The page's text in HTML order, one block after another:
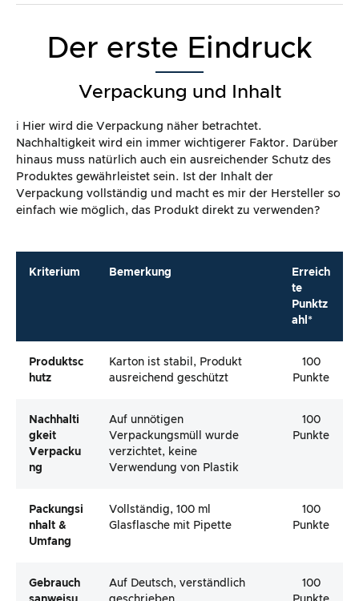
Der erste Eindruck
Verpackung und Inhalt
ℹ️ Hier wird die Verpackung näher betrachtet.
Nachhaltigkeit wird ein immer wichtigerer Faktor. Darüber
hinaus muss natürlich auch ein ausreichender Schutz des
Produktes gewährleistet sein. Ist der Inhalt der
Verpackung vollständig und macht es mir der Hersteller so
einfach wie möglich, das Produkt direkt zu verwenden?
Kriterium Bemerkung
Erreich
te
Punktz
ahl*
Produktsc
Hutz
Karton ist stabil, Produkt
ausreichend geschützt
100
Punkte
Nachhalti
Gkeit
Verpacku
Ng
Auf unnötigen
Verpackungsmüll wurde
verzichtet, keine
Verwendung von Plastik
100
Punkte
Packungsi
Nhalt &
Umfang
Vollständig, 100 ml
Glasflasche mit Pipette
100
Punkte
Gebrauch
Auf Deutsch, verständlich
100